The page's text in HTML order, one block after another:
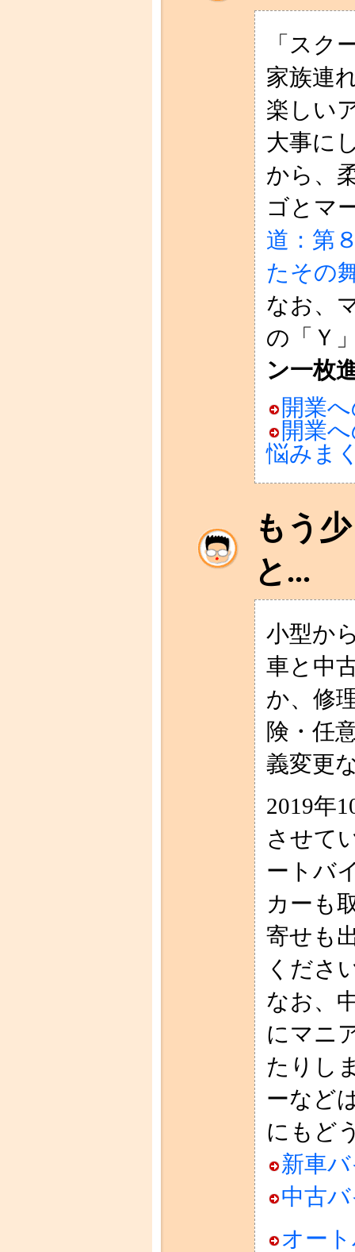
「スク
家族連
楽しい
大事に
から、
ゴとマ
道：第
たその
なお、
の「Ｙ
ン一枚
開業
開業
悩みま
もう
と...
小型か
車と中
か、修
険・任
義変更
2019年
させて
ートバ
カーも
寄せも
くださ
なお、
にマニ
たりし
ーなど
にもど
新車
中古
オー